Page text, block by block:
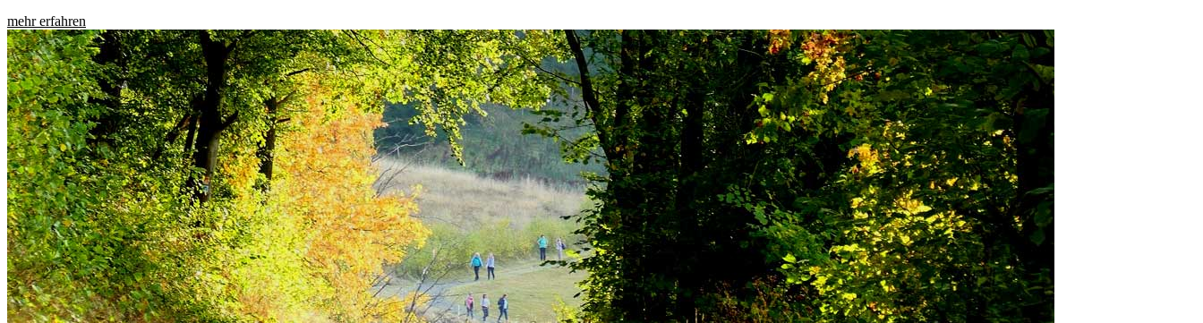
mehr erfahren